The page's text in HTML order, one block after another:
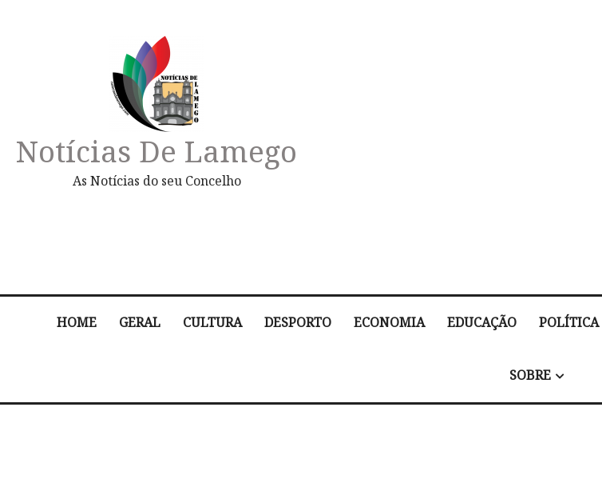
Notícias De Lamego
As Notícias do seu Concelho
HOME GERAL CULTURA DESPORTO ECONOMIA EDUCAÇÃO POLÍTICA
SOBRE